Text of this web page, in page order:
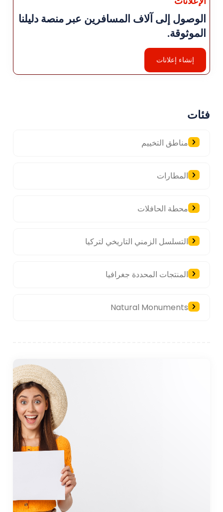
الوصول إلى آلاف المسافرين عبر منصة دليلنا
الموثوقة.
إنشاء إعلانات
فئات
مناطق التخييم
المطارات
محطة الحافلات
التسلسل الزمني التاريخي لتركيا
المنتجات المحددة جغرافيا
Natural Monuments